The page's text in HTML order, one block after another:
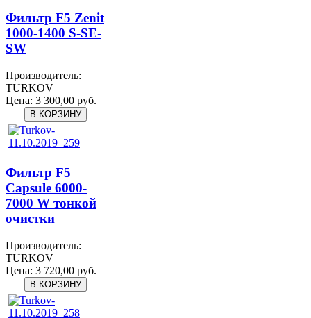
Фильтр F5 Zenit
1000-1400 S-SE-
SW
Производитель:
TURKOV
Цена: 3 300,00 руб.
Фильтр F5
Capsule 6000-
7000 W тонкой
очистки
Производитель:
TURKOV
Цена: 3 720,00 руб.